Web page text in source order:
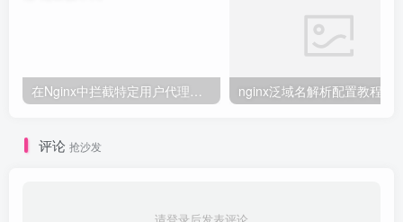
在Nginx中拦截特定用户代理的教程 nginx泛域名解析配置教程
评论 抢沙发